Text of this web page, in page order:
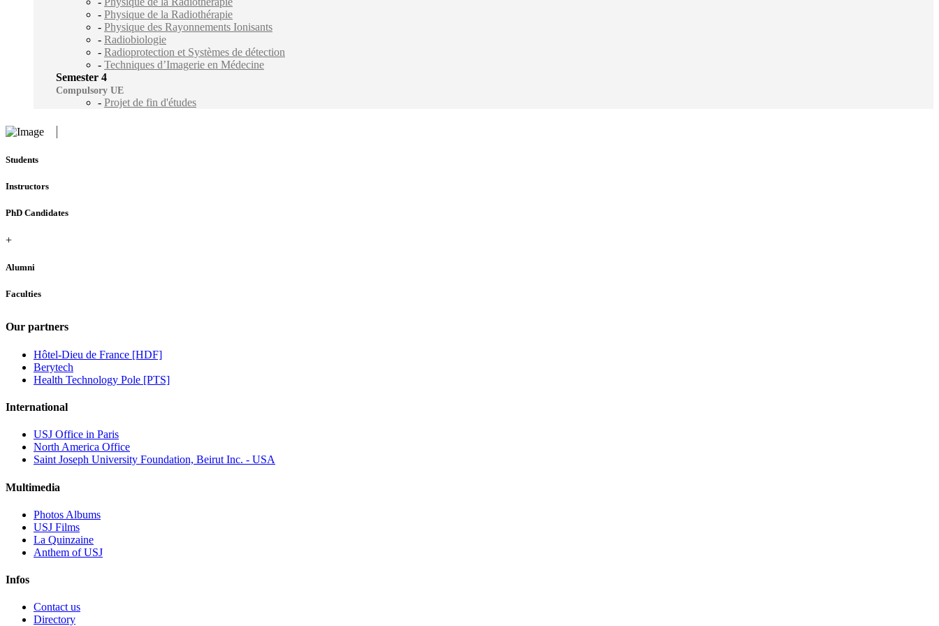
- Physique de la Radiothérapie
- Physique des Rayonnements Ionisants
- Radiobiologie
- Radioprotection et Systèmes de détection
- Techniques d’Imagerie en Médecine
Semester 4
Compulsory UE
- Projet de fin d'études
Students
Instructors
PhD Candidates
+
Alumni
Faculties
Our partners
Hôtel-Dieu de France [HDF]
Berytech
Health Technology Pole [PTS]
International
USJ Office in Paris
North America Office
Saint Joseph University Foundation, Beirut Inc. - USA
Multimedia
Photos Albums
USJ Films
La Quinzaine
Anthem of USJ
Infos
Contact us
Directory